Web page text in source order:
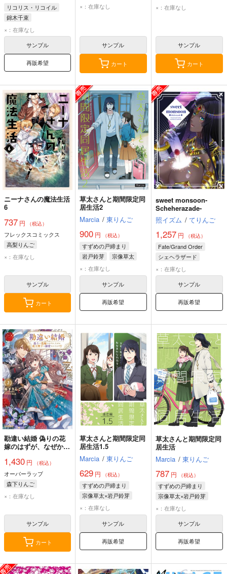
リコリス・リコイル
錦木千束
井ノ上たきな
×：在庫なし
サンプル
再販希望
×：在庫なし
サンプル
カート
×：在庫なし
サンプル
カート
ニーナさんの魔法生活
6
737 円 （税込）
フレックスコミックス
高梨りんご
×：在庫なし
サンプル
カート
草太さんと期間限定同
居生活2
Marcia / 東りんご
900 円 （税込）
すずめの戸締まり
岩戸鈴芽
宗像草太
×：在庫なし
サンプル
再販希望
sweet monsoon-
Scheherazade-
照イズム / てりんご
1,257円 （税込）
Fate/Grand Order
シェヘラザード
×：在庫なし
サンプル
再販希望
勘違い結婚 偽りの花
嫁のはずが、なぜか竜
す!? 2
1,430 円 （税込）
オーバーラップ
森下りんご
×：在庫なし
サンプル
カート
草太さんと期間限定同
居生活1.5
Marcia / 東りんご
629 円 （税込）
すずめの戸締まり
宗像草太×岩戸鈴芽
岩戸鈴芽
×：在庫なし
サンプル
再販希望
草太さんと期間限定同
居生活
Marcia / 東りんご
787円 （税込）
すずめの戸締まり
宗像草太×岩戸鈴芽
岩戸鈴芽
×：在庫なし
サンプル
再販希望